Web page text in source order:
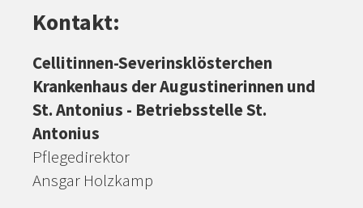
Kontakt:
Cellitinnen-Severinsklösterchen
Krankenhaus der Augustinerinnen und
St. Antonius - Betriebsstelle St.
Antonius
Pflegedirektor
Ansgar Holzkamp